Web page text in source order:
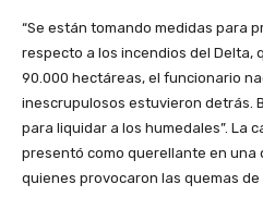
“Se están tomando medidas para
respecto a los incendios del Delta,
90.000 hectáreas, el funcionario
inescrupulosos estuvieron detrás.
para liquidar a los humedales”. La
presentó como querellante en una
quienes provocaron las quemas